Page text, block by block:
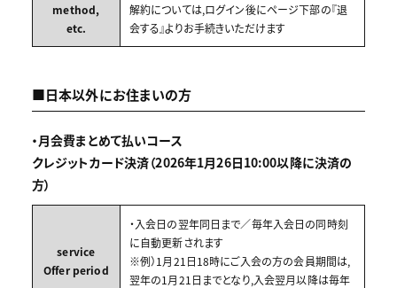
method,
etc.
解約については,ログイン後にページ下部の『退
会する』よりお手続きいただけます
■日本以外にお住まいの方
・月会費まとめて払いコース
クレジットカード決済（2026年1月26日10:00以降に決済の
方）
service
Offer period
・入会日の翌年同日まで／毎年入会日の同時刻
に自動更新されます
※例）1月21日18時にご入会の方の会員期間は,
翌年の1月21日までとなり,入会翌月以降は毎年